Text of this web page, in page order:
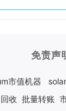
免责声
市值机器
收 批量转账